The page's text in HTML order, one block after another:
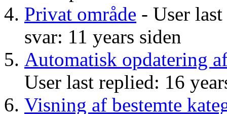
Privat område - User
svar: 11 years siden
Automatisk opdatering
User last replied: 16
Visning af bestemte